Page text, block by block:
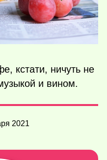
кстати, ничуть не
и вином.
2021